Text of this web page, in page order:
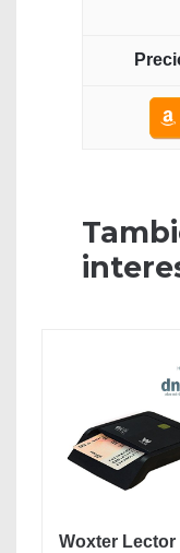
Woxter Lector